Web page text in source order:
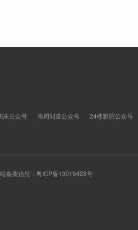
末公众号 南周知道公众号 24楼影院公众号
备案信息： 粤ICP备13019428号